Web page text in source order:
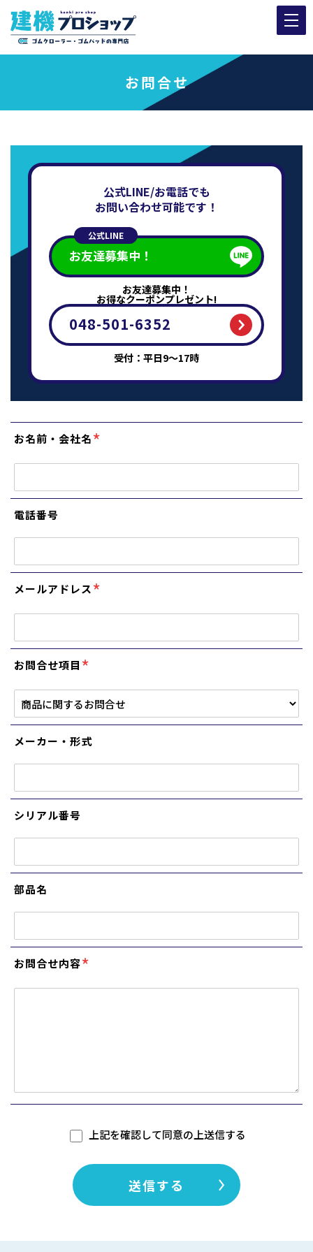
お問合せ
公式LINE/お電話でも
お問い合わせ可能です！
公式LINE
お友達募集中！
お友達募集中！
お得なクーポンプレゼント!
048-501-6352
受付：平日9～17時
お名前・会社名*
電話番号
メールアドレス*
お問合せ項目*
メーカー・形式
シリアル番号
部品名
お問合せ内容*
上記を確認して同意の上送信する